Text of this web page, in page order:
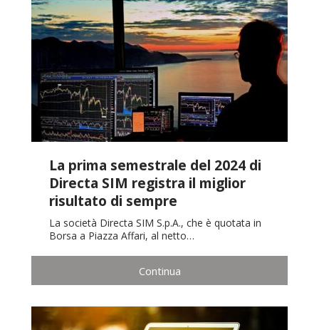
La prima semestrale del 2024 di
Directa SIM registra il miglior
risultato di sempre
La società Directa SIM S.p.A., che è quotata in
Borsa a Piazza Affari, al netto…
Continua